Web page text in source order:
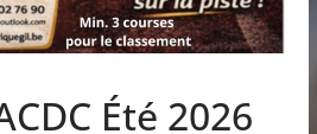
Été 2026